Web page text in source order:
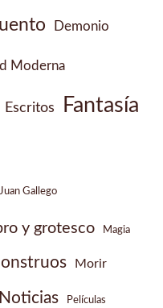
Demonio
Moderna
Escritos Fantasía
Juan Gallego
y grotesco Magia
Morir
Noticias Películas